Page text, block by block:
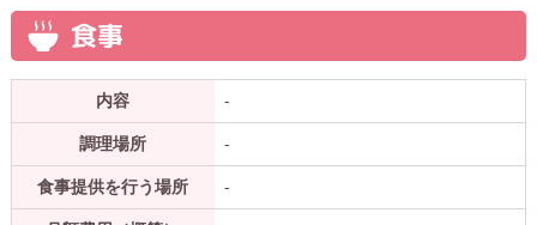
食事
内容 -
調理場所 -
食事提供を行う場所 -